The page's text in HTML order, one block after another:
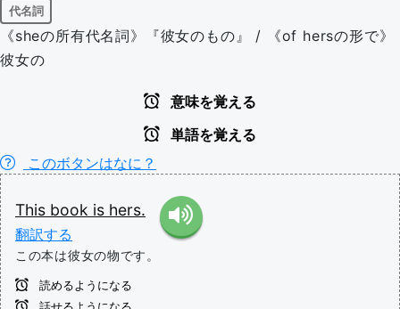
代名詞
《sheの所有代名詞》『彼女のもの』 / 《of hersの形で》
彼女の
意味を覚える
単語を覚える
このボタンはなに？
This book is hers.
翻訳する
この本は彼女の物です。
読めるようになる